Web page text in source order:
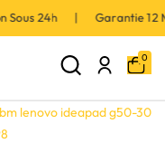
Sous 24h | Garantie
0
lenovo ideapad g50-30